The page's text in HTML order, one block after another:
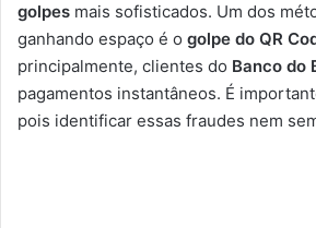
golpes mais sofisticados. Um dos
ganhando espaço é o golpe do QR
principalmente, clientes do Banco do
pagamentos instantâneos. É
pois identificar essas fraudes nem